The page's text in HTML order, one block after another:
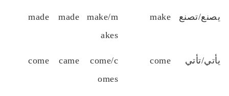
يصنع/تصنع make
make/m
akes
made
made
يأتي/تأتي come
come/c
omes
came
come